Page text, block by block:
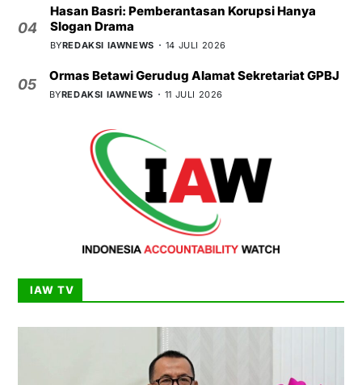
04
Hasan Basri: Pemberantasan Korupsi Hanya
Slogan Drama
BYREDAKSI IAWNEWS 14 JULI 2026
05
Ormas Betawi Gerudug Alamat Sekretariat GPBJ
BYREDAKSI IAWNEWS 11 JULI 2026
IAW TV